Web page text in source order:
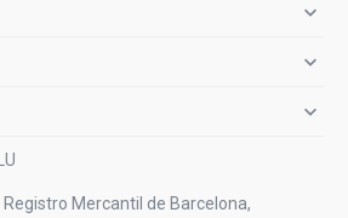



Mercantil de Barcelona,